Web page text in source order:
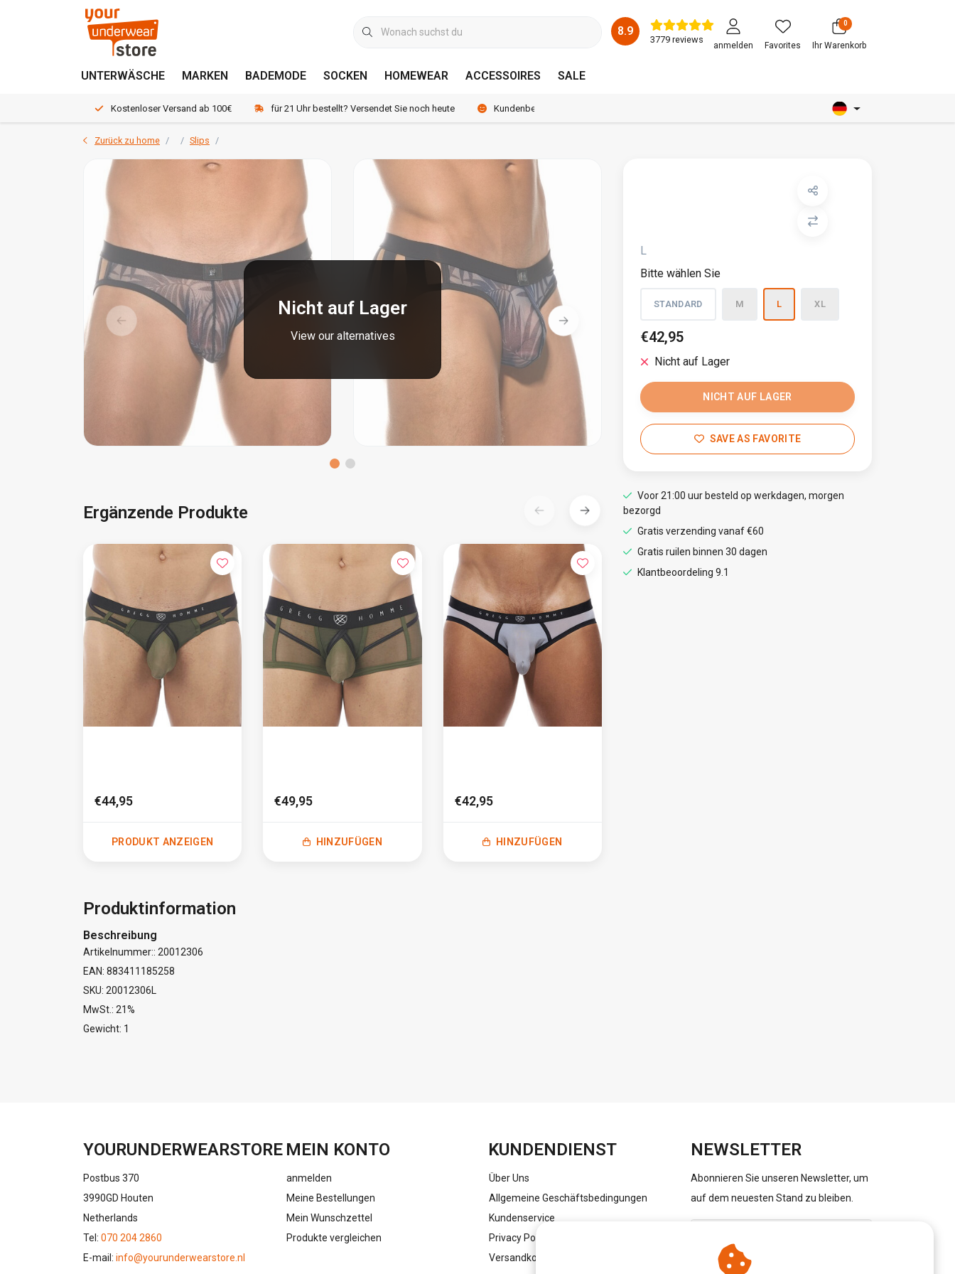
8.9
3779 reviews
anmelden Favorites
0
Ihr Warenkorb
UNTERWÄSCHE MARKEN BADEMODE SOCKEN HOMEWEAR ACCESSOIRES SALE
Kostenloser Versand ab 100€ für 21 Uhr bestellt? Versendet Sie noch heute Kundenbewertung 8.9 /10
Zurück zu home Slips
L
Bitte wählen Sie
STANDARD M L XL
€42,95
Nicht auf Lager
NICHT AUF LAGER
SAVE AS FAVORITE
Voor 21:00 uur besteld op werkdagen, morgen
bezorgd
Gratis verzending vanaf €60
Gratis ruilen binnen 30 dagen
Klantbeoordeling 9.1
Nicht auf Lager
View our alternatives
Ergänzende Produkte
€44,95
PRODUKT ANZEIGEN
€49,95
HINZUFÜGEN
€42,95
HINZUFÜGEN
Produktinformation
Beschreibung
Artikelnummer:: 20012306
EAN: 883411185258
SKU: 20012306L
MwSt.: 21%
Gewicht: 1
YOURUNDERWEARSTORE
Postbus 370
3990GD Houten
Netherlands
Tel: 070 204 2860
E-mail: info@yourunderwearstore.nl
MEIN KONTO
anmelden
Meine Bestellungen
Mein Wunschzettel
Produkte vergleichen
KUNDENDIENST
Über Uns
Allgemeine Geschäftsbedingungen
Kundenservice
Privacy Policy
Versandkosten
NEWSLETTER
Abonnieren Sie unseren Newsletter, um
auf dem neuesten Stand zu bleiben.